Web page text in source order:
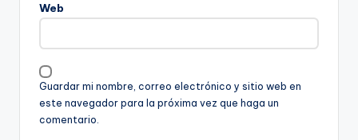
Web
Guardar mi nombre, correo electrónico y sitio web en
este navegador para la próxima vez que haga un
comentario.